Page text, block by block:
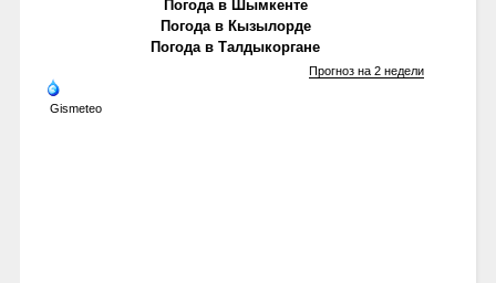
Погода в Шымкенте
Погода в Кызылорде
Погода в Талдыкоргане
Gismeteo
Прогноз на 2 недели